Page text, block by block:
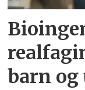
barn og